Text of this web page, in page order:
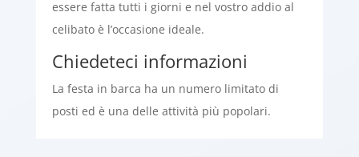
essere fatta tutti i giorni e nel vostro addio al
celibato è l’occasione ideale.
Chiedeteci informazioni
La festa in barca ha un numero limitato di
posti ed è una delle attività più popolari.